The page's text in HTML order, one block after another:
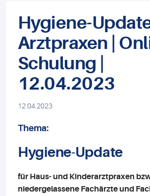
Hygiene-
Arztpraxen |
Schulung |
12.04.2023
12.04.2023
Thema:
Hygiene-Update
für Haus- und Kinderarztpraxen
niedergelassene Fachärzte und